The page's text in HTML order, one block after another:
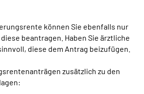
können Sie ebenfalls nur
beantragen. Haben Sie ärztliche
diese dem Antrag beizufügen.
zusätzlich zu den